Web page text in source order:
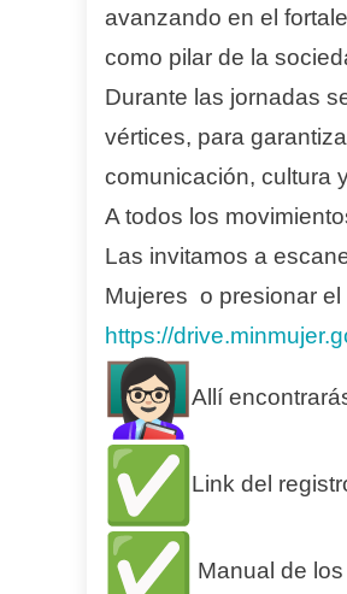
avanzando en el
como pilar de la
Durante las jornadas
vértices, para
comunicación, cultura
A todos los
Las invitamos a
Mujeres o presionar
https://
Allí
Link del
Manual de